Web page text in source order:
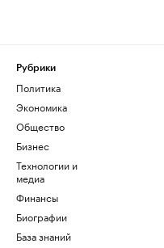
Рубрики
Политика
Экономика
Общество
Бизнес
Технологии и
медиа
Финансы
Биографии
База знаний